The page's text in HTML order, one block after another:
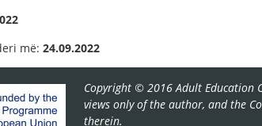
22
më: 24.09.2022
Copyright © 2016 Adult Education
views only of the author, and the
therein.